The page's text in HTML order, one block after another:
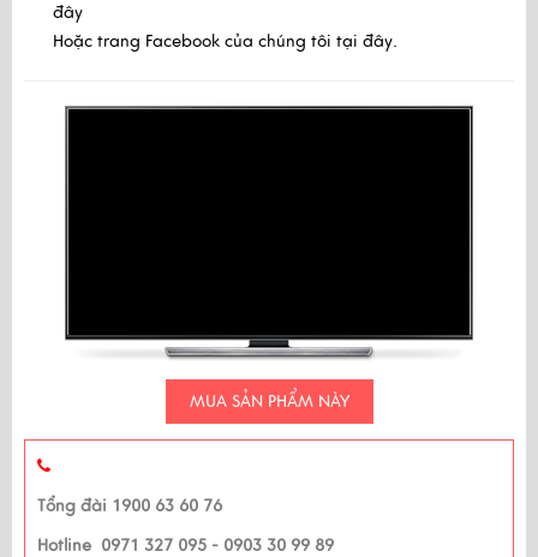
đây
Hoặc trang Facebook của chúng tôi tại đây.
MUA SẢN PHẨM NÀY
Tổng đài 1900 63 60 76
Hotline 0971 327 095 - 0903 30 99 89